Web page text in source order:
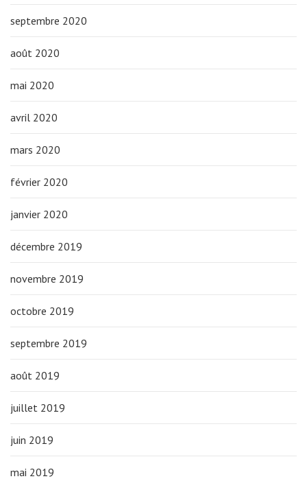
septembre 2020
août 2020
mai 2020
avril 2020
mars 2020
février 2020
janvier 2020
décembre 2019
novembre 2019
octobre 2019
septembre 2019
août 2019
juillet 2019
juin 2019
mai 2019